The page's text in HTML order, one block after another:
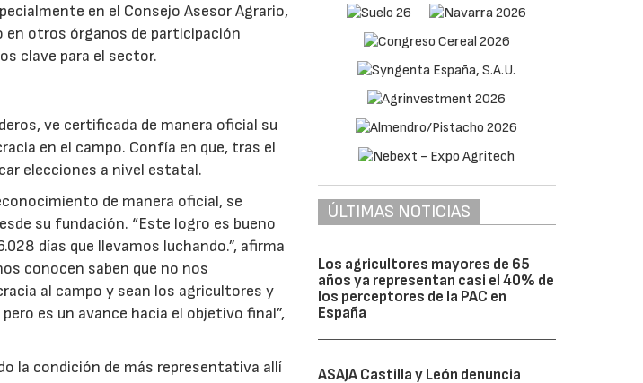
en el Consejo Asesor Agrario,
en otros órganos de participación
clave para el sector.
ve certificada de manera oficial su
en el campo. Confía en que, tras el
elecciones a nivel estatal.
de manera oficial, se
su fundación. “Este logro es bueno
días que llevamos luchando.”, afirma
conocen saben que no nos
al campo y sean los agricultores y
es un avance hacia el objetivo final”,
la condición de más representativa allí
ÚLTIMAS NOTICIAS
Los agricultores mayores de 65
años ya representan casi el 40% de
los perceptores de la PAC en
España
ASAJA Castilla y León denuncia